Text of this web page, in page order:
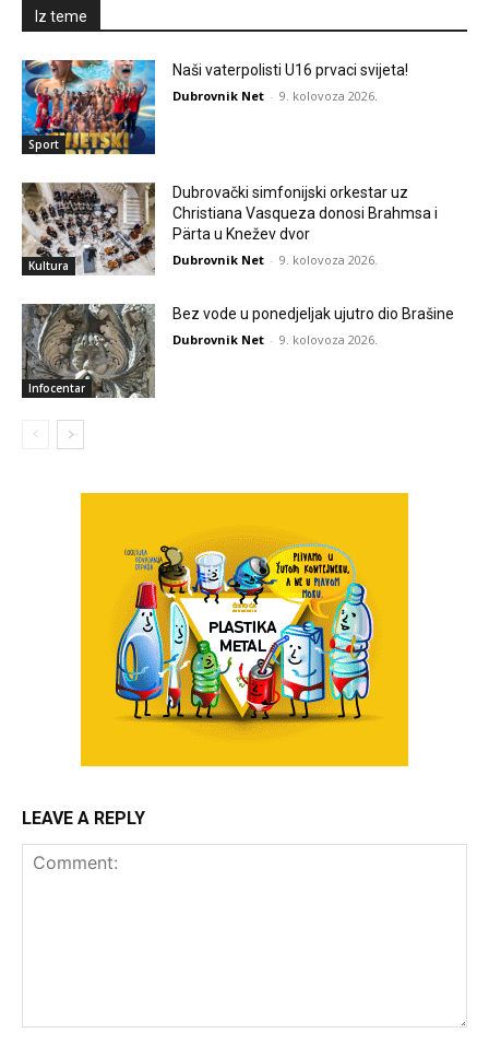
Iz teme
Sport
Naši vaterpolisti U16 prvaci svijeta!
Dubrovnik Net - 9. kolovoza 2026.
Kultura
Dubrovački simfonijski orkestar uz
Christiana Vasqueza donosi Brahmsa i
Pärta u Knežev dvor
Dubrovnik Net - 9. kolovoza 2026.
Infocentar
Bez vode u ponedjeljak ujutro dio Brašine
Dubrovnik Net - 9. kolovoza 2026.
LEAVE A REPLY